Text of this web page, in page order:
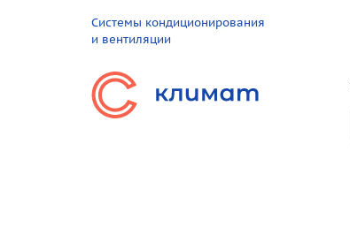
Системы кондиционирования
и вентиляции